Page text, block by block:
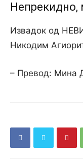
Непрекидно,
Извадок од
Никодим
– Превод: Мина